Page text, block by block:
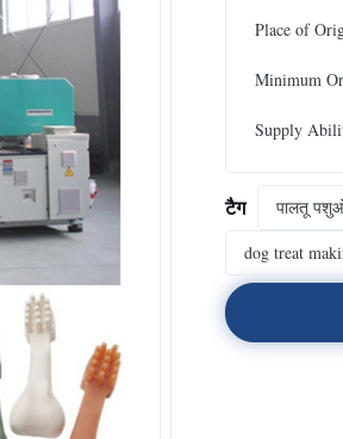
Place of
Minimum
Supply
टैग पालतू पशुओं
dog treat